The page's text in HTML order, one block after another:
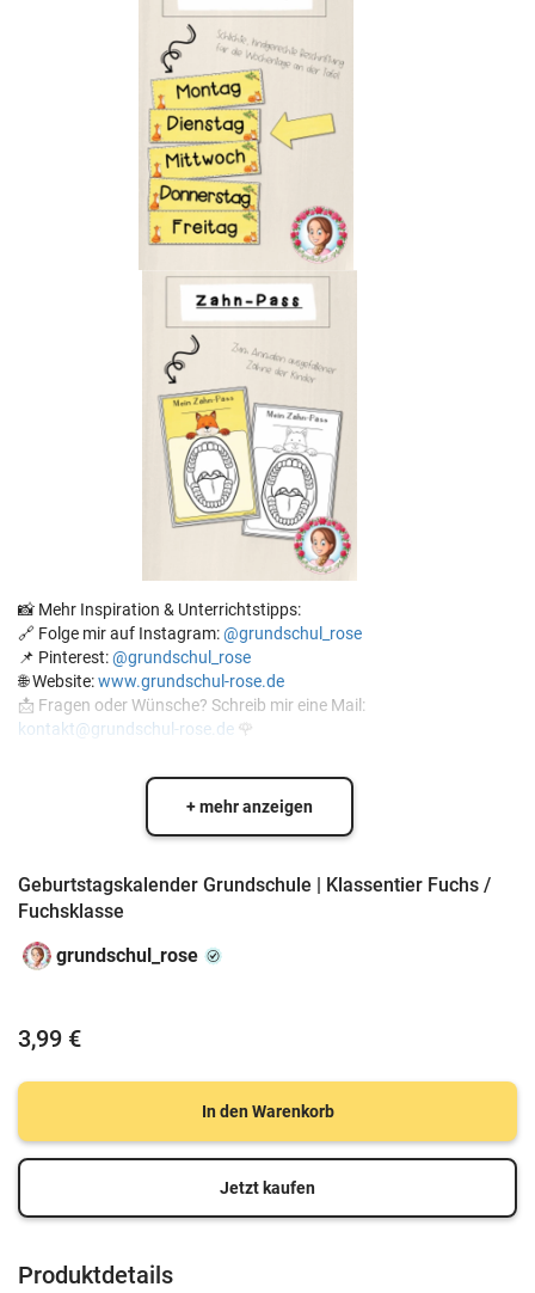
📸 Mehr Inspiration & Unterrichtstipps:
🔗 Folge mir auf Instagram:@grundschul_rose
📌 Pinterest:@grundschul_rose
🌐 Website:www.grundschul-rose.de
📩 Fragen oder Wünsche? Schreib mir eine Mail:
kontakt@grundschul-rose.de 🌹
+ mehr anzeigen
Geburtstagskalender Grundschule | Klassentier Fuchs /
Fuchsklasse
grundschul_rose
3,99 €
In den Warenkorb
Jetzt kaufen
Produktdetails